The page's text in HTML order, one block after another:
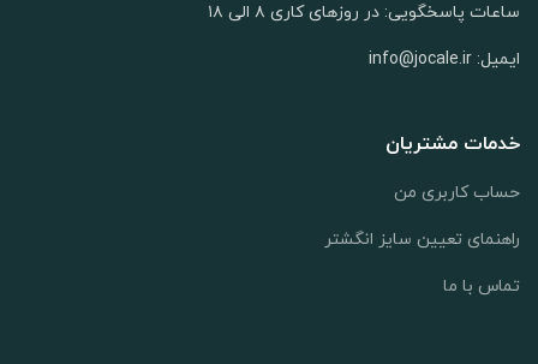
ساعات پاسخگویی: در روزهای کاری ۸ الی ۱۸
ایمیل: info@jocale.ir
خدمات مشتریان
حساب کاربری من
راهنمای تعیین سایز انگشتر
تماس با ما